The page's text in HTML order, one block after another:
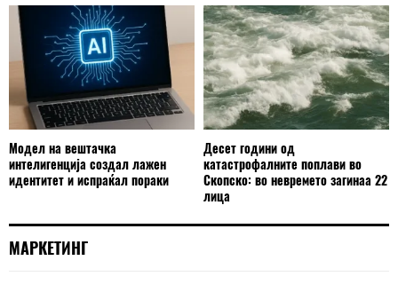
Модел на вештачка
интелигенција создал лажен
идентитет и испраќал пораки
Десет години од
катастрофалните поплави во
Скопско: во невремето загинаа 22
лица
МАРКЕТИНГ